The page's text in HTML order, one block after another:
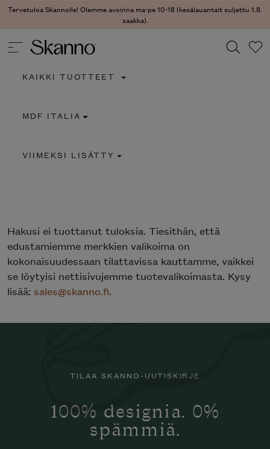
Tervetuloa Skannolle! Olemme avoinna ma-pe 10-18 (kesälauantait suljettu 1.8.
saakka).
Type 2 or more characters for results.
KAIKKI TUOTTEET
MDF ITALIA
VIIMEKSI LISÄTTY
Hakusi ei tuottanut tuloksia. Tiesithän, että
edustamiemme merkkien valikoima on
kokonaisuudessaan tilattavissa kauttamme, vaikkei
se löytyisi nettisivujemme tuotevalikoimasta. Kysy
lisää: sales@skanno.fi.
TILAA SKANNO-UUTISKIRJE
100% designia. 0%
spämmiä.